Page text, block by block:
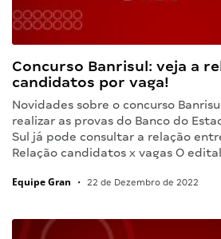
Concurso Banrisul: veja a
candidatos por vaga!
Novidades sobre o concurso
realizar as provas do Banco do
Sul já pode consultar a relação
Relação candidatos x vagas O
Equipe Gran • 22 de Dezembro de 2022